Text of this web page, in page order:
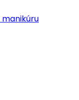
manikúru